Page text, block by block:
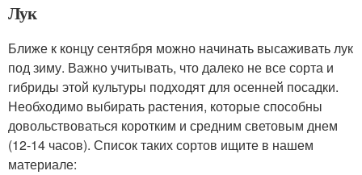
Лук
Ближе к концу сентября можно начинать высаживать лук
под зиму. Важно учитывать, что далеко не все сорта и
гибриды этой культуры подходят для осенней посадки.
Необходимо выбирать растения, которые способны
довольствоваться коротким и средним световым днем
(12-14 часов). Список таких сортов ищите в нашем
материале: